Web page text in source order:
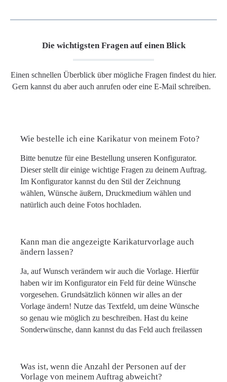
Die wichtigsten Fragen auf einen Blick
Einen schnellen Überblick über mögliche Fragen findest du hier.
Gern kannst du aber auch anrufen oder eine E-Mail schreiben.
Wie bestelle ich eine Karikatur von meinem Foto?
Bitte benutze für eine Bestellung unseren Konfigurator.
Dieser stellt dir einige wichtige Fragen zu deinem Auftrag.
Im Konfigurator kannst du den Stil der Zeichnung
wählen, Wünsche äußern, Druckmedium wählen und
natürlich auch deine Fotos hochladen.
Kann man die angezeigte Karikaturvorlage auch
ändern lassen?
Ja, auf Wunsch verändern wir auch die Vorlage. Hierfür
haben wir im Konfigurator ein Feld für deine Wünsche
vorgesehen. Grundsätzlich können wir alles an der
Vorlage ändern! Nutze das Textfeld, um deine Wünsche
so genau wie möglich zu beschreiben. Hast du keine
Sonderwünsche, dann kannst du das Feld auch freilassen
Was ist, wenn die Anzahl der Personen auf der
Vorlage von meinem Auftrag abweicht?